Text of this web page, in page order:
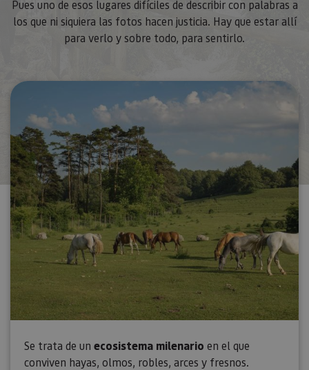
Pues uno de esos lugares difíciles de describir con palabras a
los que ni siquiera las fotos hacen justicia. Hay que estar allí
para verlo y sobre todo, para sentirlo.
Se trata de un ecosistema milenario en el que
conviven hayas, olmos, robles, arces y fresnos.